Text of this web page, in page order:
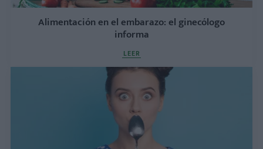
Alimentación en el embarazo: el ginecólogo
informa
LEER